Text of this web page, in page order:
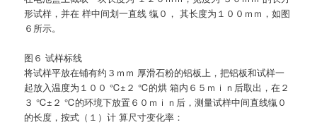
形试样，并在 样中间划一直线 犔０， 其长度为１００ｍｍ，如图
６所示。
图６ 试样标线
将试样平放在铺有约３ｍｍ 厚滑石粉的铝板上，把铝板和试样一
起放入温度为１００ ℃±２ ℃的烘 箱内６５ｍｉｎ后取出，在２
３ ℃±２ ℃的环境下放置６０ｍｉｎ后，测量试样中间直线犔０
的长度，按式（１）计 算尺寸变化率：